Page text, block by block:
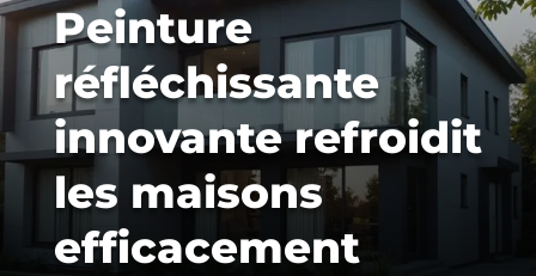
Peinture
réfléchissante
innovante refroidit
les maisons
efficacement